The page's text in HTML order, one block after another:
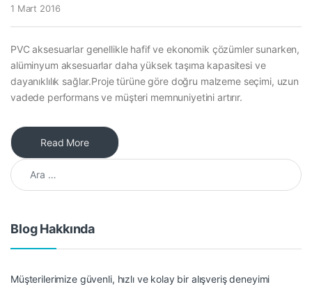
1 Mart 2016
PVC aksesuarlar genellikle hafif ve ekonomik çözümler sunarken,
alüminyum aksesuarlar daha yüksek taşıma kapasitesi ve
dayanıklılık sağlar.Proje türüne göre doğru malzeme seçimi, uzun
vadede performans ve müşteri memnuniyetini artırır.
Read More
Arama:
Blog Hakkında
Müşterilerimize güvenli, hızlı ve kolay bir alışveriş deneyimi